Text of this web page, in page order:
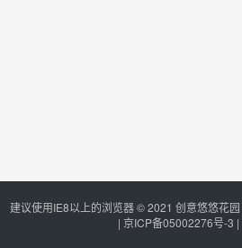
建议使用IE8以上的浏览器 © 2021 创意悠悠花园
| 京ICP备05002276号-3 |